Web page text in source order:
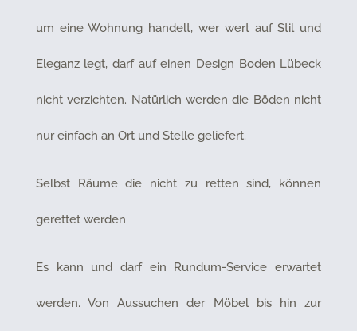
um eine Wohnung handelt, wer wert auf Stil und
Eleganz legt, darf auf einen Design Boden Lübeck
nicht verzichten. Natürlich werden die Böden nicht
nur einfach an Ort und Stelle geliefert.
Selbst Räume die nicht zu retten sind, können
gerettet werden
Es kann und darf ein Rundum-Service erwartet
werden. Von Aussuchen der Möbel bis hin zur